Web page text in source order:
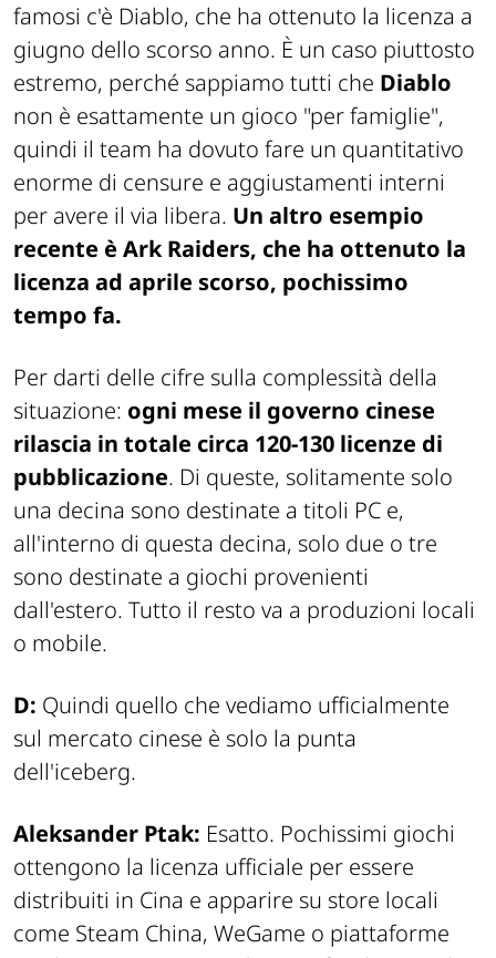
famosi c'è Diablo, che ha ottenuto la licenza a
giugno dello scorso anno. È un caso piuttosto
estremo, perché sappiamo tutti che Diablo
non è esattamente un gioco "per famiglie",
quindi il team ha dovuto fare un quantitativo
enorme di censure e aggiustamenti interni
per avere il via libera. Un altro esempio
recente è Ark Raiders, che ha ottenuto la
licenza ad aprile scorso, pochissimo
tempo fa.
Per darti delle cifre sulla complessità della
situazione: ogni mese il governo cinese
rilascia in totale circa 120-130 licenze di
pubblicazione. Di queste, solitamente solo
una decina sono destinate a titoli PC e,
all'interno di questa decina, solo due o tre
sono destinate a giochi provenienti
dall'estero. Tutto il resto va a produzioni locali
o mobile.
D: Quindi quello che vediamo ufficialmente
sul mercato cinese è solo la punta
dell'iceberg.
Aleksander Ptak: Esatto. Pochissimi giochi
ottengono la licenza ufficiale per essere
distribuiti in Cina e apparire su store locali
come Steam China, WeGame o piattaforme